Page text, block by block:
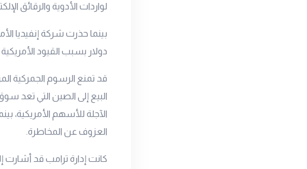
لواردات الأدوية والرقائق
دولار بسبب القيود
قد تمنع الرسوم الجمركية
البيع إلى الصين التي تعد
الآجلة للأسهم الأمريكية،
العزوف عن المخاطرة.